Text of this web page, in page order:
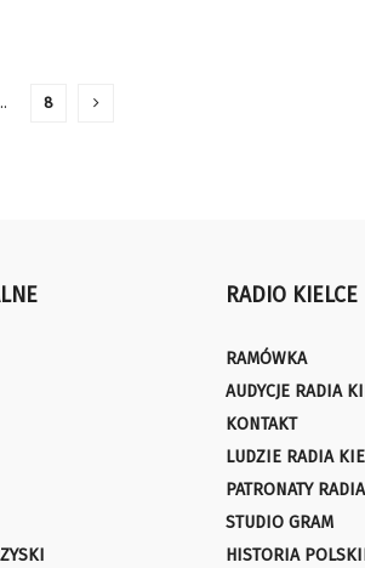
8
RADIO KIELCE
RAMÓWKA
AUDYCJE RADIA
KONTAKT
LUDZIE RADIA
PATRONATY
STUDIO GRAM
HISTORIA